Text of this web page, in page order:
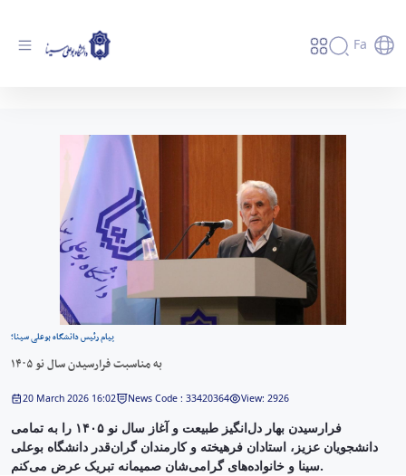
Fa
بوعلی سینا همدان
پیام رئیس دانشگاه‌ بوعلی سینا؛
به مناسبت فرارسیدن سال نو ۱۴۰۵
20 March 2026 16:02 News Code : 33420364 View: 2926
فرارسیدن بهار دل‌انگیز طبیعت و آغاز سال نو ۱۴۰۵ را به تمامی
دانشجویان عزیز، استادان فرهیخته و کارمندان گران‌قدر دانشگاه بوعلی
سینا و خانواده‌های گرامی‌شان صمیمانه تبریک عرض می‌کنم.